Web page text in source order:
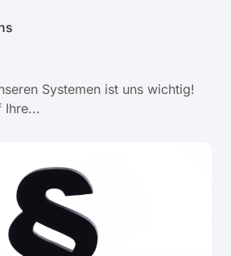
Systemen ist uns wichtig!
Ihre...